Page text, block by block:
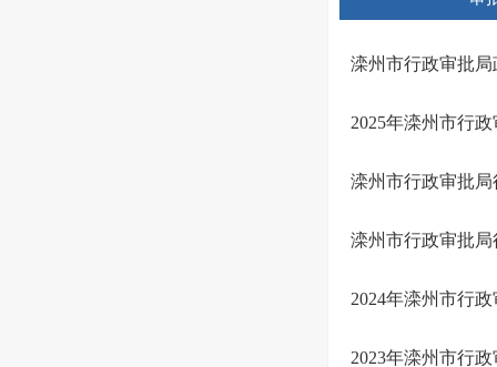
滦州市行政审批
2025年滦州市行
滦州市行政审批
滦州市行政审批
2024年滦州市行
2023年滦州市行